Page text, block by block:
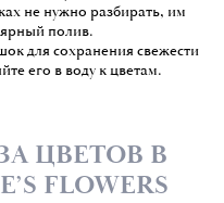
не нужно разбирать, им
полив.
для сохранения свежести
его в воду к цветам.
ЦВЕТОВ В
FLOWERS